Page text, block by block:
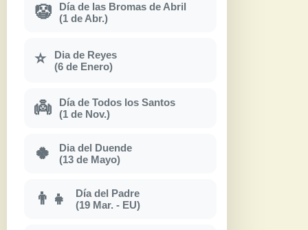
🤡
Día de las Bromas de Abril
(1 de Abr.)
⭐
Dia de Reyes
(6 de Enero)
👼
Día de Todos los Santos
(1 de Nov.)
🍀
Dia del Duende
(13 de Mayo)
👨‍👧
Día del Padre
(19 Mar. - EU)